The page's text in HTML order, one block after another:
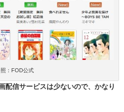
：FOD公式
配信サービスは少ないので、かなり